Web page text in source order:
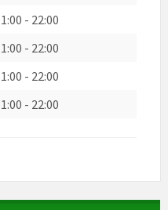
- 22:00
- 22:00
- 22:00
- 22:00